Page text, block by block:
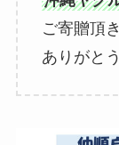
ご寄贈頂
ありがと